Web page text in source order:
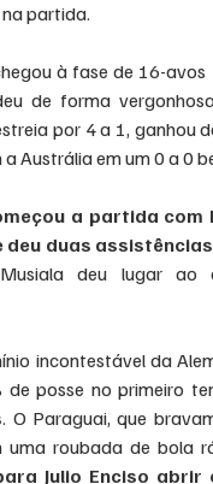
partida.
à fase de 16-avos
de forma
por 4 a 1, ganhou
Austrália em um 0 a 0
a partida com
deu duas
deu lugar ao
incontestável da
posse no primeiro
. O Paraguai, que
uma roubada de bola
Julio Enciso abrir